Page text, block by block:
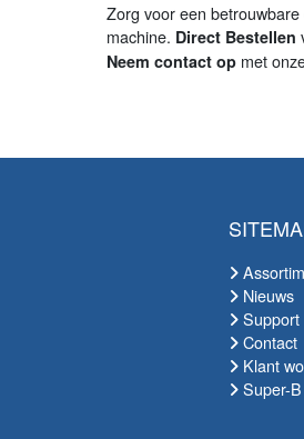
Zorg voor een
machine. Direct Bestellen
Neem contact opmet
Nieuws
Support
Contact
Klant
Super-B